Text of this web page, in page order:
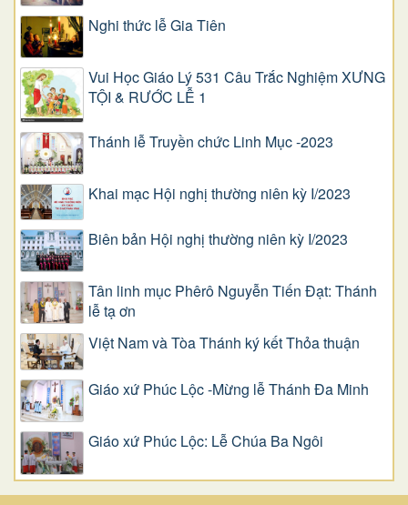
Nghi thức lễ Gia Tiên
Vui Học Giáo Lý 531 Câu Trắc Nghiệm XƯNG
TỘI & RƯỚC LỄ 1
Thánh lễ Truyền chức Linh Mục -2023
Khai mạc Hội nghị thường niên kỳ I/2023
Biên bản Hội nghị thường niên kỳ I/2023
Tân linh mục Phêrô Nguyễn Tiến Đạt: Thánh
lễ tạ ơn
Việt Nam và Tòa Thánh ký kết Thỏa thuận
Giáo xứ Phúc Lộc -Mừng lễ Thánh Đa Minh
Giáo xứ Phúc Lộc: Lễ Chúa Ba Ngôi